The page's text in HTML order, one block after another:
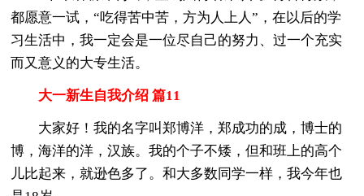
都愿意一试，“吃得苦中苦，方为人上人”，在以后的学
习生活中，我一定会是一位尽自己的努力、过一个充实
而又意义的大专生活。
大一新生自我介绍 篇11
大家好！我的名字叫郑博洋，郑成功的成，博士的
博，海洋的洋，汉族。我的个子不矮，但和班上的高个
儿比起来，就逊色多了。和大多数同学一样，我今年也